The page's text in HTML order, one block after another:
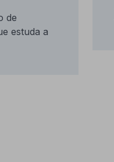
de
estuda a